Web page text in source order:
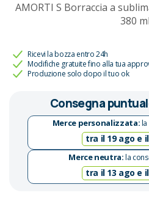
AMORTI S Borraccia a
380
Ricevi la bozza entro 24h
Modifiche gratuite fino alla tua
Produzione solo dopo il tuo ok
Consegna
Merce personalizzata:la
tra il 19 ago e
Merce neutra:la
tra il 13 ago e